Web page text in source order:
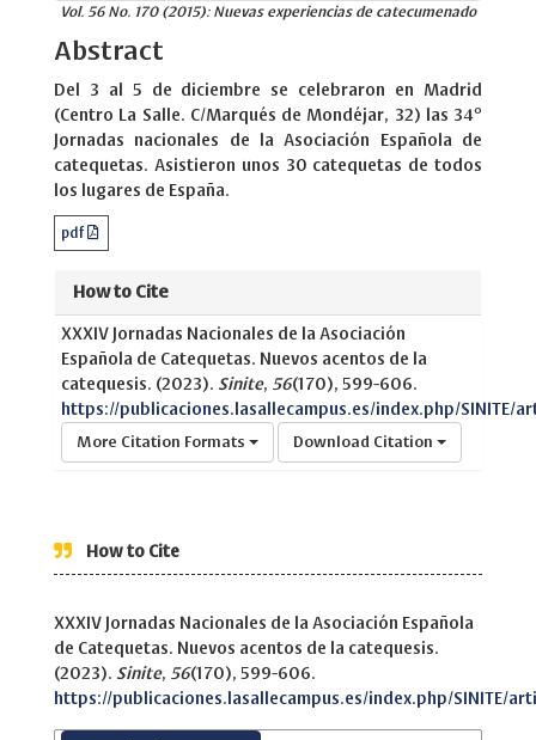
Vol. 56 No. 170 (2015): Nuevas experiencias de catecumenado
Abstract
Del 3 al 5 de diciembre se celebraron en Madrid
(Centro La Salle. C/Marqués de Mondéjar, 32) las 34º
Jornadas nacionales de la Asociación Española de
catequetas. Asistieron unos 30 catequetas de todos
los lugares de España.
pdf
How to Cite
XXXIV Jornadas Nacionales de la Asociación
Española de Catequetas. Nuevos acentos de la
catequesis. (2023). Sinite, 56(170), 599-606.
https://publicaciones.lasallecampus.es/index.php/SINITE/
More Citation Formats Download Citation
How to Cite
XXXIV Jornadas Nacionales de la Asociación Española
de Catequetas. Nuevos acentos de la catequesis.
(2023). Sinite, 56(170), 599-606.
https://publicaciones.lasallecampus.es/index.php/SINITE/